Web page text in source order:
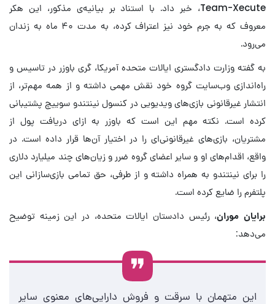
Team-Xecute، خبر داد. با استناد بر بیانیه‌ی مذکور، این هکر
معروف که به جرم خود نیز اعتراف کرده، به مدت ۴۰ ماه به زندان
می‌رود.
به گفته وزارت دادگستری ایالات متحده آمریکا، گری باوزر در تاسیس و
راه‌اندازی وب‌سایت گروه خود نقش مهمی داشته و از همه مهم‌تر، از
انتشار غیرقانونی بازی‌های ویدیویی در کنسول نینتندو سوییچ پشتیبانی
کرده است. نکته مهم این است که باوزر به ازای دریافت پول از
مشتریان، بازی‌های غیرقانونی‌ای را در اختیار آن‌ها قرار داده است. در
واقع، اقدام‌های او و سایر اعضای گروه ضرر و زیان‌های چند میلیارد دلاری
را برای نینتندو به همراه داشته و از طرفی، حق تمامی بازی‌سازانی این
پلتفرم را ضایع کرده است.
برایان موران، رئیس دادستان ایالات متحده، در این زمینه توضیح
می‌دهد:
این متهمان با سرقت و فروش دارایی‌های معنوی سایر